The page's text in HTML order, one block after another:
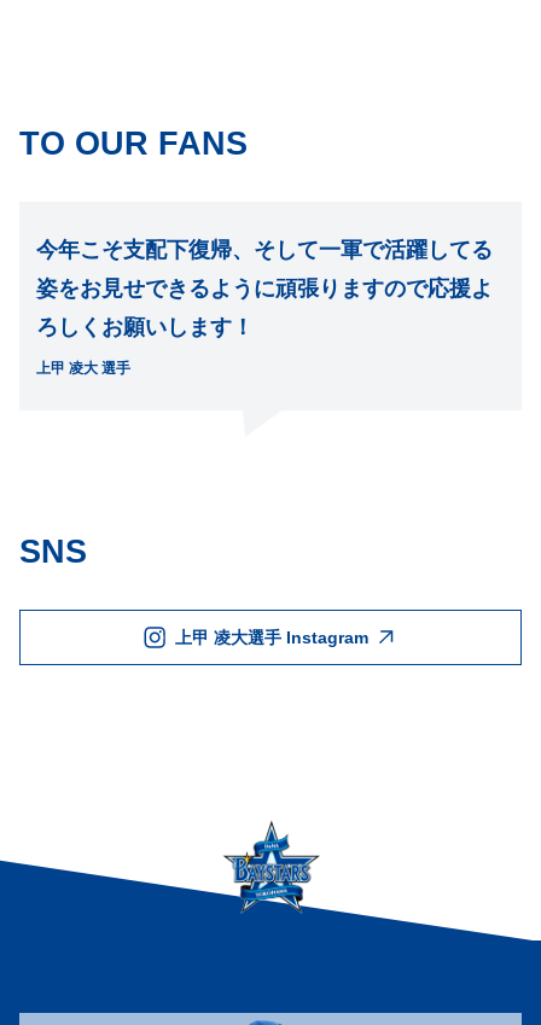
TO OUR FANS
今年こそ支配下復帰、そして一軍で活躍してる
姿をお見せできるように頑張りますので応援よ
ろしくお願いします！
上甲 凌大 選手
SNS
上甲 凌大選手 Instagram